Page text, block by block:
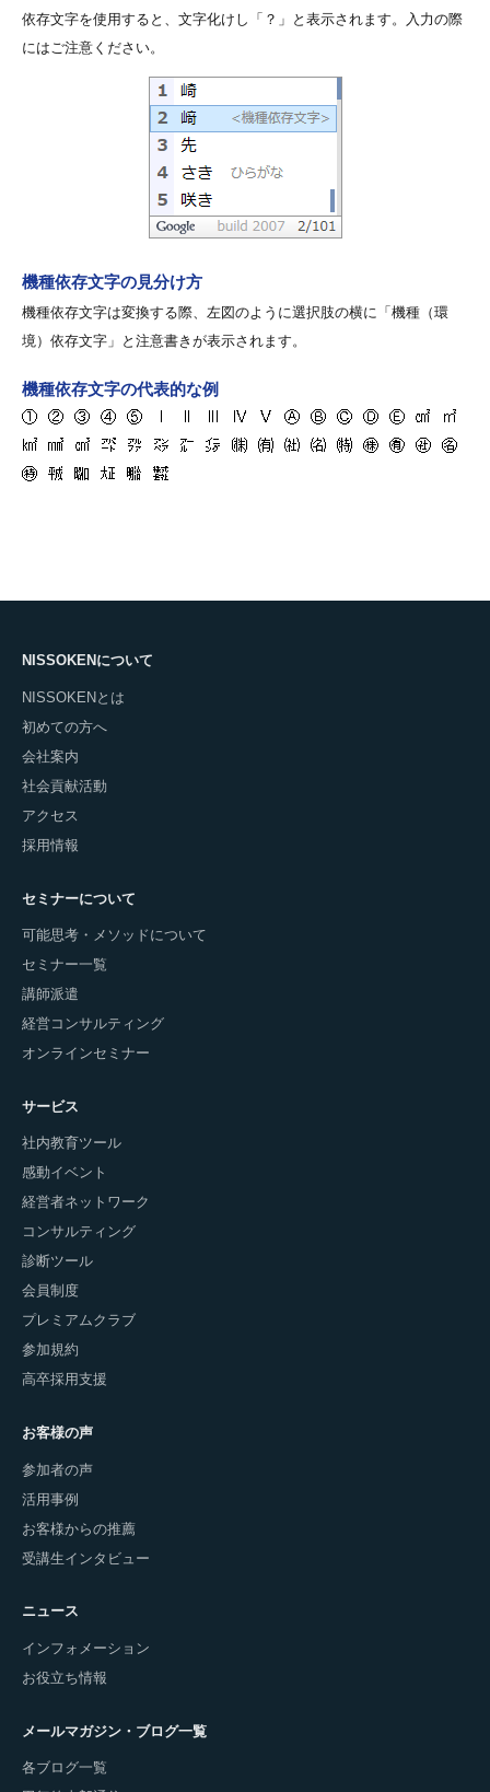
依存文字を使用すると、文字化けし「？」と表示されます。入力の際
にはご注意ください。
機種依存文字の見分け方
機種依存文字は変換する際、左図のように選択肢の横に「機種（環
境）依存文字」と注意書きが表示されます。
機種依存文字の代表的な例
NISSOKENについて
NISSOKENとは
初めての方へ
会社案内
社会貢献活動
アクセス
採用情報
セミナーについて
可能思考・メソッドについて
セミナー一覧
講師派遣
経営コンサルティング
オンラインセミナー
サービス
社内教育ツール
感動イベント
経営者ネットワーク
コンサルティング
診断ツール
会員制度
プレミアムクラブ
参加規約
高卒採用支援
お客様の声
参加者の声
活用事例
お客様からの推薦
受講生インタビュー
ニュース
インフォメーション
お役立ち情報
メールマガジン・ブログ一覧
各ブログ一覧